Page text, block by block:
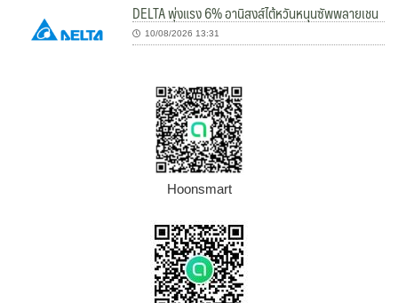
DELTA พุ่งแรง 6% อานิสงส์ไต้หวันหนุนซัพพลายเชน
10/08/2026 13:31
Hoonsmart